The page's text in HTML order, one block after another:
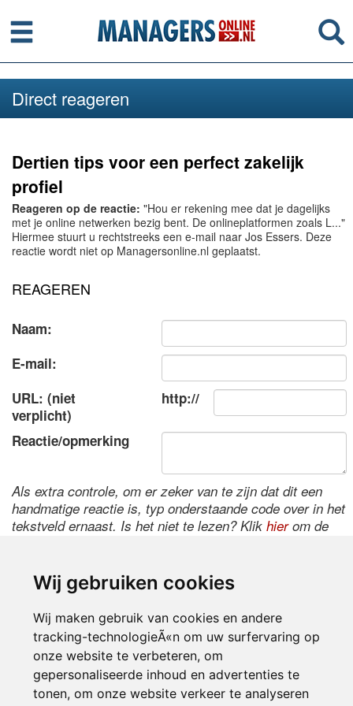
Wij gebruiken cookies
Wij maken gebruik van cookies en andere
tracking-technologieÃ«n om uw surfervaring op
onze website te verbeteren, om
gepersonaliseerde inhoud en advertenties te
tonen, om onze website verkeer te analyseren
Menu
Direct reageren
Dertien tips voor een perfect zakelijk
profiel
Reageren op de reactie: "Hou er rekening mee dat je dagelijks
met je online netwerken bezig bent. De onlineplatformen zoals L..."
Hiermee stuurt u rechtstreeks een e-mail naar Jos Essers. Deze
reactie wordt niet op Managersonline.nl geplaatst.
REAGEREN
Naam:
E-mail:
URL: (niet
verplicht)
http://
Reactie/opmerking
Als extra controle, om er zeker van te zijn dat dit een
handmatige reactie is, typ onderstaande code over in het
tekstveld ernaast. Is het niet te lezen? Klik hierom de